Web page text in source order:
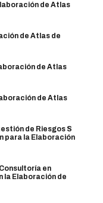
de Atlas
de Atlas de
de Atlas
de Atlas
de Riesgos S
para la Elaboración
en
la Elaboración de